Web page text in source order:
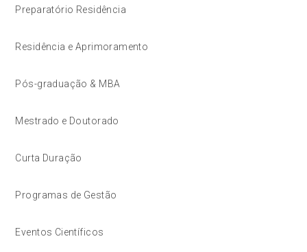
Preparatório Residência
Residência e Aprimoramento
Pós-graduação & MBA
Mestrado e Doutorado
Curta Duração
Programas de Gestão
Eventos Científicos